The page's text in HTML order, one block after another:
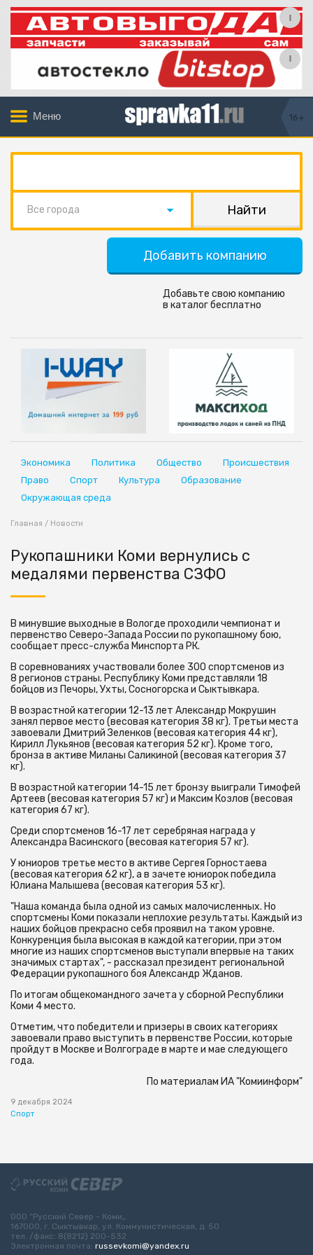
Меню 16+
Все города
Добавить компанию
Добавьте свою компанию
в каталог бесплатно
Экономика Политика Общество
Происшествия
Право
Спорт Культура
Образование
Окружающая среда
Главная / Новости
Рукопашники Коми вернулись с
медалями первенства СЗФО
В минувшие выходные в Вологде проходили чемпионат и
первенство Северо-Запада России по рукопашному бою,
сообщает пресс-служба Минспорта РК.
В соревнованиях участвовали более 300 спортсменов из
8 регионов страны. Республику Коми представляли 18
бойцов из Печоры, Ухты, Сосногорска и Сыктывкара.
В возрастной категории 12-13 лет Александр Мокрушин
занял первое место (весовая категория 38 кг). Третьи места
завоевали Дмитрий Зеленков (весовая категория 44 кг),
Кирилл Лукьянов (весовая категория 52 кг). Кроме того,
бронза в активе Миланы Саликиной (весовая категория 37
кг).
В возрастной категории 14-15 лет бронзу выиграли Тимофей
Артеев (весовая категория 57 кг) и Максим Козлов (весовая
категория 67 кг).
Среди спортсменов 16-17 лет серебряная награда у
Александра Васинского (весовая категория 57 кг).
У юниоров третье место в активе Сергея Горностаева
(весовая категория 62 кг), а в зачете юниорок победила
Юлиана Малышева (весовая категория 53 кг).
"Наша команда была одной из самых малочисленных. Но
спортсмены Коми показали неплохие результаты. Каждый из
наших бойцов прекрасно себя проявил на таком уровне.
Конкуренция была высокая в каждой категории, при этом
многие из наших спортсменов выступали впервые на таких
значимых стартах", - рассказал президент региональной
Федерации рукопашного боя Александр Жданов.
По итогам общекомандного зачета у сборной Республики
Коми 4 место.
Отметим, что победители и призеры в своих категориях
завоевали право выступить в первенстве России, которые
пройдут в Москве и Волгограде в марте и мае следующего
года.
По материалам ИА "Комиинформ"
9 декабря 2024
Спорт
ООО “Русский Север - Коми„
167000, г. Сыктывкар, ул. Коммунистическая, д. 50
тел. /факс: 8(8212) 200-532
Электронная почта: russevkomi@yandex.ru